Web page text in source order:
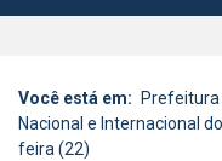
Você está em: Prefeitura
Nacional e Internacional
feira (22)